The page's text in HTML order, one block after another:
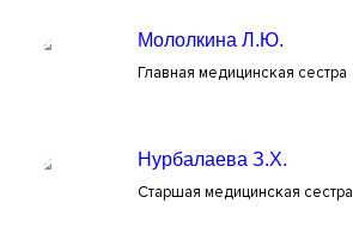
Мололкина Л.Ю.
Главная медицинская сестра
Нурбалаева З.Х.
Старшая медицинская сестра